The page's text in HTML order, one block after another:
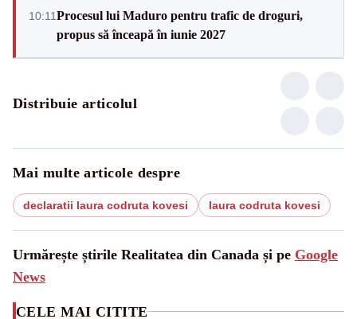
10:11Procesul lui Maduro pentru trafic de droguri,
propus să înceapă în iunie 2027
Distribuie articolul
Mai multe articole despre
declaratii laura codruta kovesi laura codruta kovesi
Urmărește știrile Realitatea din Canada și pe Google
News
CELE MAI CITITE